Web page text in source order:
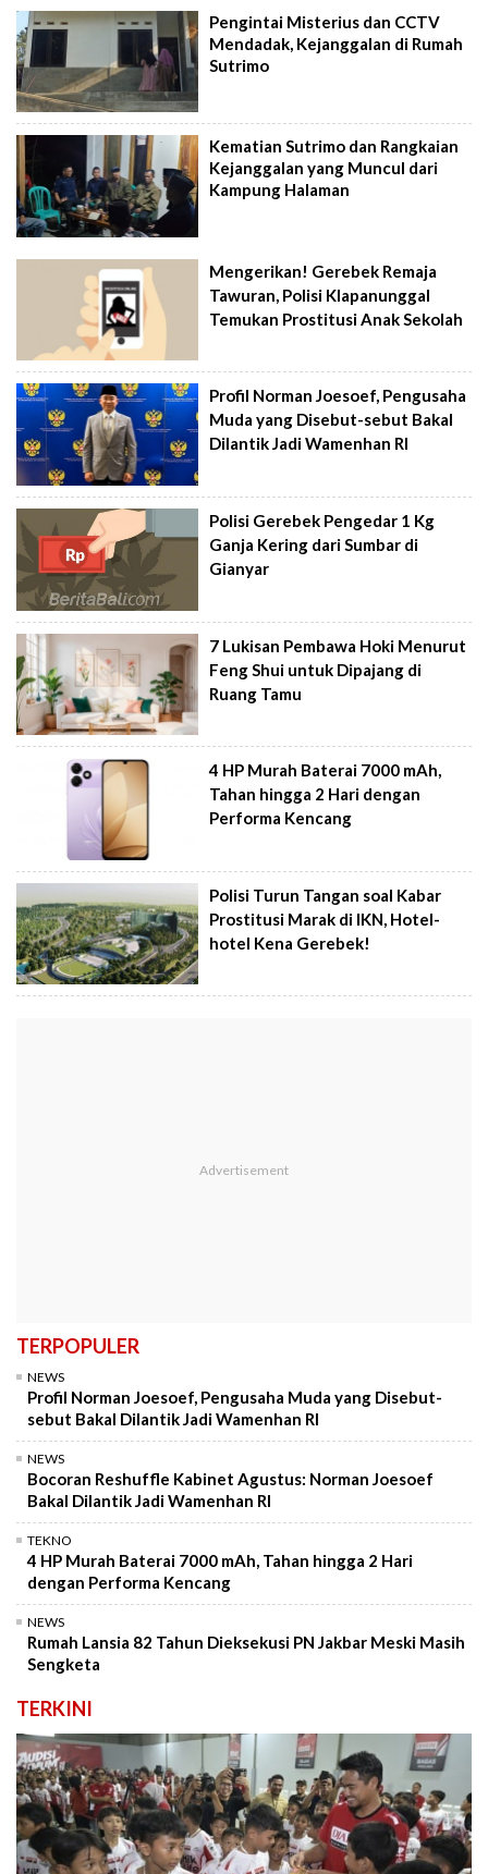
Pengintai Misterius dan CCTV
Mendadak, Kejanggalan di Rumah
Sutrimo
Kematian Sutrimo dan Rangkaian
Kejanggalan yang Muncul dari
Kampung Halaman
Mengerikan! Gerebek Remaja
Tawuran, Polisi Klapanunggal
Temukan Prostitusi Anak Sekolah
Profil Norman Joesoef, Pengusaha
Muda yang Disebut-sebut Bakal
Dilantik Jadi Wamenhan RI
Polisi Gerebek Pengedar 1 Kg
Ganja Kering dari Sumbar di
Gianyar
7 Lukisan Pembawa Hoki Menurut
Feng Shui untuk Dipajang di
Ruang Tamu
4 HP Murah Baterai 7000 mAh,
Tahan hingga 2 Hari dengan
Performa Kencang
Polisi Turun Tangan soal Kabar
Prostitusi Marak di IKN, Hotel-
hotel Kena Gerebek!
TERPOPULER
NEWS
Profil Norman Joesoef, Pengusaha Muda yang Disebut-
sebut Bakal Dilantik Jadi Wamenhan RI
NEWS
Bocoran Reshuffle Kabinet Agustus: Norman Joesoef
Bakal Dilantik Jadi Wamenhan RI
TEKNO
4 HP Murah Baterai 7000 mAh, Tahan hingga 2 Hari
dengan Performa Kencang
NEWS
Rumah Lansia 82 Tahun Dieksekusi PN Jakbar Meski Masih
Sengketa
TERKINI